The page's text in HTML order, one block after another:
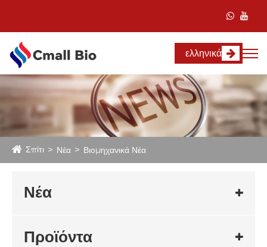
ελληνικά
Σπίτι Νέα Βιομηχανικά Νέα
Νέα
Προϊόντα